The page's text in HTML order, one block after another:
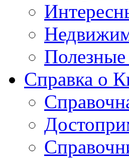
Полезные
Справка о